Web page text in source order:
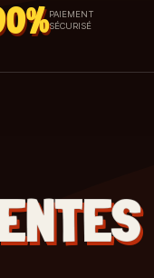
PAIEMENT
SÉCURISÉ